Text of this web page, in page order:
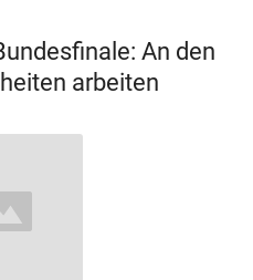
An den
arbeiten